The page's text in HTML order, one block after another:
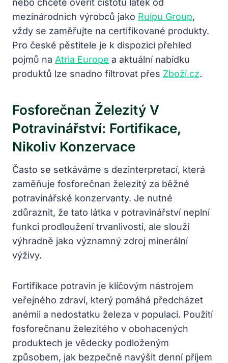
mezinárodních výrobců jako Ruipu Group,
vždy se zaměřujte na certifikované produkty.
Pro české pěstitele je k dispozici přehled
pojmů na Atria Europe a aktuální nabídku
produktů lze snadno filtrovat přes Zboží.cz.
Fosforečnan Železitý V
Potravinářství: Fortifikace,
Nikoliv Konzervace
Často se setkáváme s dezinterpretací, která
zaměňuje fosforečnan železitý za běžné
potravinářské konzervanty. Je nutné
zdůraznit, že tato látka v potravinářství neplní
funkci prodloužení trvanlivosti, ale slouží
výhradně jako významný zdroj minerální
výživy.
Fortifikace potravin je klíčovým nástrojem
veřejného zdraví, který pomáhá předcházet
anémii a nedostatku železa v populaci. Použití
fosforečnanu železitého v obohacených
produktech je vědecky podloženým
způsobem, jak bezpečně navýšit denní příjem